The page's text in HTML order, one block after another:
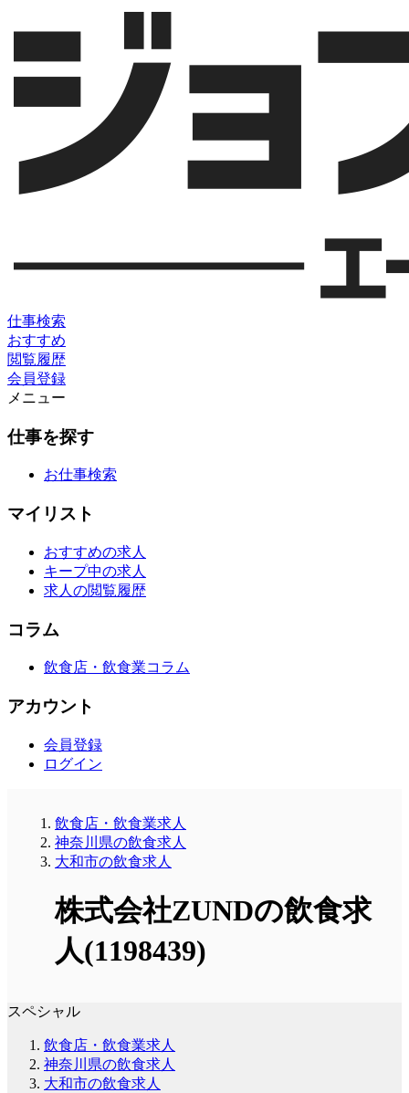
仕事検索
おすすめ
閲覧履歴
会員登録
メニュー
仕事を探す
お仕事検索
マイリスト
おすすめの求人
キープ中の求人
求人の閲覧履歴
コラム
飲食店・飲食業コラム
アカウント
会員登録
ログイン
飲食店・飲食業求人
神奈川県の飲食求人
大和市の飲食求人
株式会社ZUNDの飲食求
人(1198439)
スペシャル
飲食店・飲食業求人
神奈川県の飲食求人
大和市の飲食求人